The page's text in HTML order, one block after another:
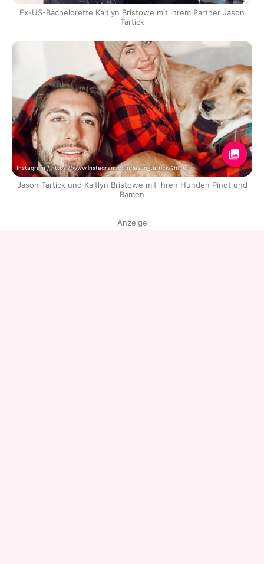
Ex-US-Bachelorette Kaitlyn Bristowe mit ihrem Partner Jason
Tartick
Instagram / https://www.instagram.com/jason_tartick/?hl=en
Jason Tartick und Kaitlyn Bristowe mit ihren Hunden Pinot und
Ramen
Anzeige